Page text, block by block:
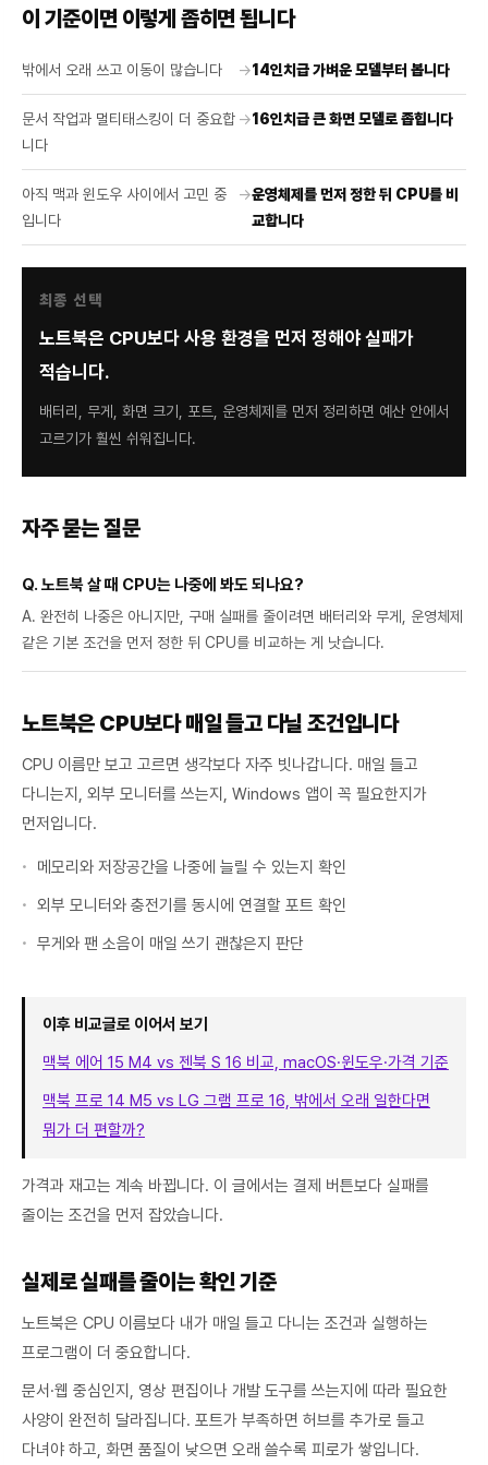
이 기준이면 이렇게 좁히면 됩니다
밖에서 오래 쓰고 이동이 많습니다 →14인치급 가벼운 모델부터 봅니다
문서 작업과 멀티태스킹이 더 중요합
니다
→16인치급 큰 화면 모델로 좁힙니다
아직 맥과 윈도우 사이에서 고민 중
입니다
→운영체제를 먼저 정한 뒤 CPU를 비
교합니다
최종 선택
노트북은 CPU보다 사용 환경을 먼저 정해야 실패가
적습니다.
배터리, 무게, 화면 크기, 포트, 운영체제를 먼저 정리하면 예산 안에서
고르기가 훨씬 쉬워집니다.
자주 묻는 질문
Q. 노트북 살 때 CPU는 나중에 봐도 되나요?
A. 완전히 나중은 아니지만, 구매 실패를 줄이려면 배터리와 무게, 운영체제
같은 기본 조건을 먼저 정한 뒤 CPU를 비교하는 게 낫습니다.
노트북은 CPU보다 매일 들고 다닐 조건입니다
CPU 이름만 보고 고르면 생각보다 자주 빗나갑니다. 매일 들고
다니는지, 외부 모니터를 쓰는지, Windows 앱이 꼭 필요한지가
먼저입니다.
메모리와 저장공간을 나중에 늘릴 수 있는지 확인
외부 모니터와 충전기를 동시에 연결할 포트 확인
무게와 팬 소음이 매일 쓰기 괜찮은지 판단
이후 비교글로 이어서 보기
맥북 에어 15 M4 vs 젠북 S 16 비교, macOS·윈도우·가격 기준
맥북 프로 14 M5 vs LG 그램 프로 16, 밖에서 오래 일한다면
뭐가 더 편할까?
가격과 재고는 계속 바뀝니다. 이 글에서는 결제 버튼보다 실패를
줄이는 조건을 먼저 잡았습니다.
실제로 실패를 줄이는 확인 기준
노트북은 CPU 이름보다 내가 매일 들고 다니는 조건과 실행하는
프로그램이 더 중요합니다.
문서·웹 중심인지, 영상 편집이나 개발 도구를 쓰는지에 따라 필요한
사양이 완전히 달라집니다. 포트가 부족하면 허브를 추가로 들고
다녀야 하고, 화면 품질이 낮으면 오래 쓸수록 피로가 쌓입니다.